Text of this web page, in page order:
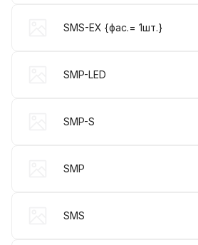
SMS-EX {фас.= 1шт.}
SMP-LED
SMP-S
SMP
SMS